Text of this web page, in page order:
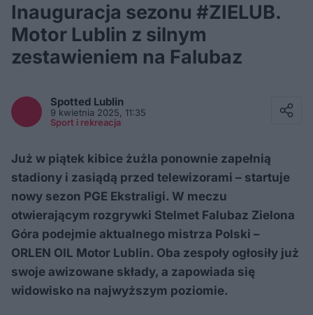
Inauguracja sezonu #ZIELUB.
Motor Lublin z silnym
zestawieniem na Falubaz
Spotted Lublin
9 kwietnia 2025, 11:35
Sport i rekreacja
Już w piątek kibice żużla ponownie zapełnią
stadiony i zasiądą przed telewizorami – startuje
nowy sezon PGE Ekstraligi. W meczu
otwierającym rozgrywki Stelmet Falubaz Zielona
Góra podejmie aktualnego mistrza Polski –
ORLEN OIL Motor Lublin. Oba zespoły ogłosiły już
swoje awizowane składy, a zapowiada się
widowisko na najwyższym poziomie.